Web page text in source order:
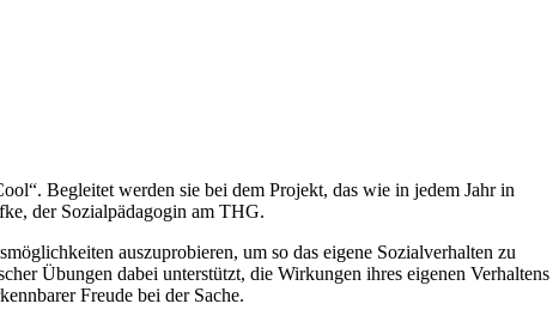
Begleitet werden sie bei dem Projekt, das wie in jedem Jahr in
der Sozialpädagogin am THG.
auszuprobieren, um so das eigene Sozialverhalten zu
Übungen dabei unterstützt, die Wirkungen ihres eigenen Verhaltens
Freude bei der Sache.